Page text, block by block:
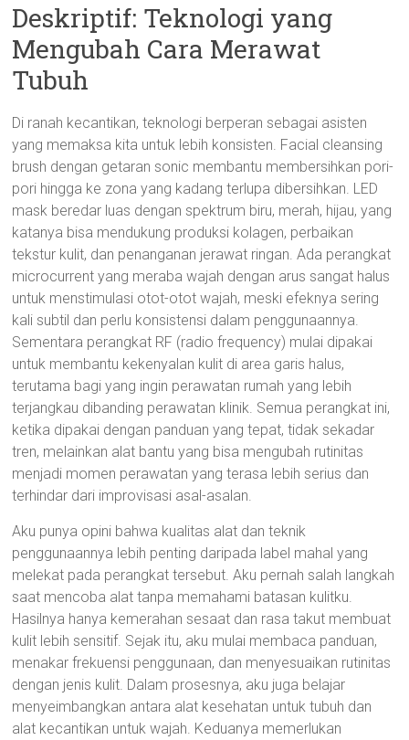
Deskriptif: Teknologi yang
Mengubah Cara Merawat
Tubuh
Di ranah kecantikan, teknologi berperan sebagai asisten
yang memaksa kita untuk lebih konsisten. Facial cleansing
brush dengan getaran sonic membantu membersihkan pori-
pori hingga ke zona yang kadang terlupa dibersihkan. LED
mask beredar luas dengan spektrum biru, merah, hijau, yang
katanya bisa mendukung produksi kolagen, perbaikan
tekstur kulit, dan penanganan jerawat ringan. Ada perangkat
microcurrent yang meraba wajah dengan arus sangat halus
untuk menstimulasi otot-otot wajah, meski efeknya sering
kali subtil dan perlu konsistensi dalam penggunaannya.
Sementara perangkat RF (radio frequency) mulai dipakai
untuk membantu kekenyalan kulit di area garis halus,
terutama bagi yang ingin perawatan rumah yang lebih
terjangkau dibanding perawatan klinik. Semua perangkat ini,
ketika dipakai dengan panduan yang tepat, tidak sekadar
tren, melainkan alat bantu yang bisa mengubah rutinitas
menjadi momen perawatan yang terasa lebih serius dan
terhindar dari improvisasi asal-asalan.
Aku punya opini bahwa kualitas alat dan teknik
penggunaannya lebih penting daripada label mahal yang
melekat pada perangkat tersebut. Aku pernah salah langkah
saat mencoba alat tanpa memahami batasan kulitku.
Hasilnya hanya kemerahan sesaat dan rasa takut membuat
kulit lebih sensitif. Sejak itu, aku mulai membaca panduan,
menakar frekuensi penggunaan, dan menyesuaikan rutinitas
dengan jenis kulit. Dalam prosesnya, aku juga belajar
menyeimbangkan antara alat kesehatan untuk tubuh dan
alat kecantikan untuk wajah. Keduanya memerlukan